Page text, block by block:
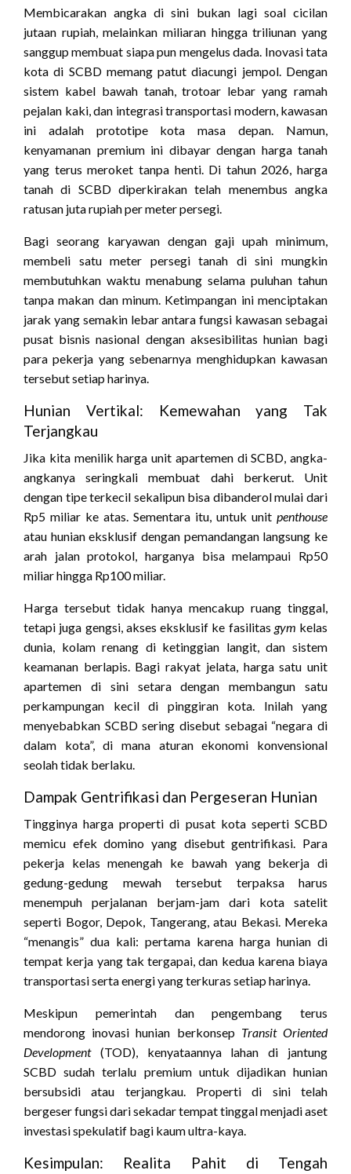
Membicarakan angka di sini bukan lagi soal cicilan
jutaan rupiah, melainkan miliaran hingga triliunan yang
sanggup membuat siapa pun mengelus dada. Inovasi tata
kota di SCBD memang patut diacungi jempol. Dengan
sistem kabel bawah tanah, trotoar lebar yang ramah
pejalan kaki, dan integrasi transportasi modern, kawasan
ini adalah prototipe kota masa depan. Namun,
kenyamanan premium ini dibayar dengan harga tanah
yang terus meroket tanpa henti. Di tahun 2026, harga
tanah di SCBD diperkirakan telah menembus angka
ratusan juta rupiah per meter persegi.
Bagi seorang karyawan dengan gaji upah minimum,
membeli satu meter persegi tanah di sini mungkin
membutuhkan waktu menabung selama puluhan tahun
tanpa makan dan minum. Ketimpangan ini menciptakan
jarak yang semakin lebar antara fungsi kawasan sebagai
pusat bisnis nasional dengan aksesibilitas hunian bagi
para pekerja yang sebenarnya menghidupkan kawasan
tersebut setiap harinya.
Hunian Vertikal: Kemewahan yang Tak
Terjangkau
Jika kita menilik harga unit apartemen di SCBD, angka-
angkanya seringkali membuat dahi berkerut. Unit
dengan tipe terkecil sekalipun bisa dibanderol mulai dari
Rp5 miliar ke atas. Sementara itu, untuk unit penthouse
atau hunian eksklusif dengan pemandangan langsung ke
arah jalan protokol, harganya bisa melampaui Rp50
miliar hingga Rp100 miliar.
Harga tersebut tidak hanya mencakup ruang tinggal,
tetapi juga gengsi, akses eksklusif ke fasilitas gym kelas
dunia, kolam renang di ketinggian langit, dan sistem
keamanan berlapis. Bagi rakyat jelata, harga satu unit
apartemen di sini setara dengan membangun satu
perkampungan kecil di pinggiran kota. Inilah yang
menyebabkan SCBD sering disebut sebagai “negara di
dalam kota”, di mana aturan ekonomi konvensional
seolah tidak berlaku.
Dampak Gentrifikasi dan Pergeseran Hunian
Tingginya harga properti di pusat kota seperti SCBD
memicu efek domino yang disebut gentrifikasi. Para
pekerja kelas menengah ke bawah yang bekerja di
gedung-gedung mewah tersebut terpaksa harus
menempuh perjalanan berjam-jam dari kota satelit
seperti Bogor, Depok, Tangerang, atau Bekasi. Mereka
“menangis” dua kali: pertama karena harga hunian di
tempat kerja yang tak tergapai, dan kedua karena biaya
transportasi serta energi yang terkuras setiap harinya.
Meskipun pemerintah dan pengembang terus
mendorong inovasi hunian berkonsep Transit Oriented
Development(TOD), kenyataannya lahan di jantung
SCBD sudah terlalu premium untuk dijadikan hunian
bersubsidi atau terjangkau. Properti di sini telah
bergeser fungsi dari sekadar tempat tinggal menjadi aset
investasi spekulatif bagi kaum ultra-kaya.
Kesimpulan: Realita Pahit di Tengah